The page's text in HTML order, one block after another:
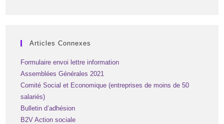
Articles Connexes
Formulaire envoi lettre information
Assemblées Générales 2021
Comité Social et Economique (entreprises de moins de 50
salariés)
Bulletin d’adhésion
B2V Action sociale